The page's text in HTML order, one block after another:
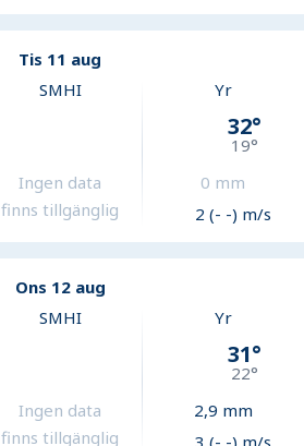
Tis 11 aug
SMHI
Ingen data
finns tillgänglig
Yr
32°
19°
0 mm
2 (- -) m/s
Ons 12 aug
SMHI
Ingen data
finns tillgänglig
Yr
31°
22°
2,9 mm
3 (- -) m/s